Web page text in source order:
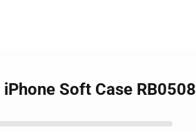
Soft Case RB0508